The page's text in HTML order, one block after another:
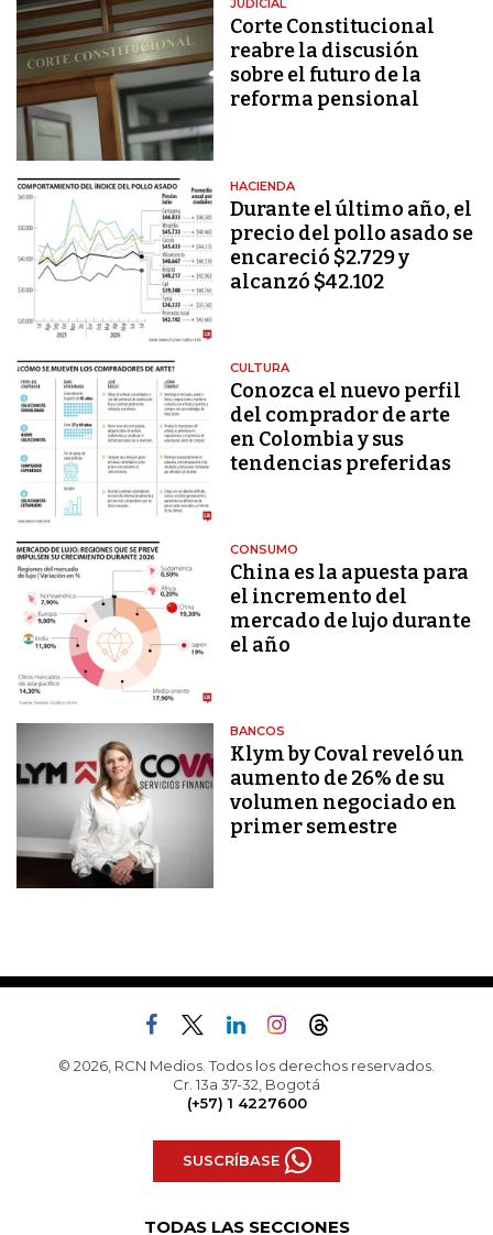
JUDICIAL
Corte Constitucional
reabre la discusión
sobre el futuro de la
reforma pensional
HACIENDA
Durante el último año, el
precio del pollo asado se
encareció $2.729 y
alcanzó $42.102
CULTURA
Conozca el nuevo perfil
del comprador de arte
en Colombia y sus
tendencias preferidas
CONSUMO
China es la apuesta para
el incremento del
mercado de lujo durante
el año
BANCOS
Klym by Coval reveló un
aumento de 26% de su
volumen negociado en
primer semestre
© 2026, RCN Medios. Todos los derechos reservados.
Cr. 13a 37-32, Bogotá
(+57) 1 4227600
SUSCRÍBASE
TODAS LAS SECCIONES